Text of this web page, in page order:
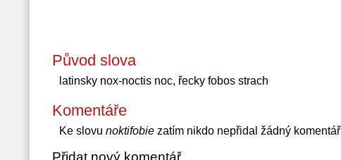
Původ slova
latinsky nox-noctis noc, řecky fobos strach
Komentáře
Ke slovu noktifobiezatím nikdo nepřidal žádný komentář
Přidat nový komentář